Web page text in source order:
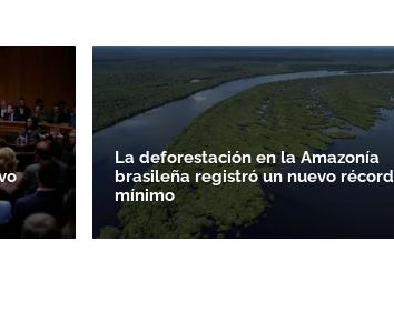
La deforestación en la Amazonía
brasileña registró un nuevo récord
mínimo